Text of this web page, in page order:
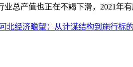
总产值也正在不竭下滑，2021年有
北经济瞻望：从计谋结构到施行标